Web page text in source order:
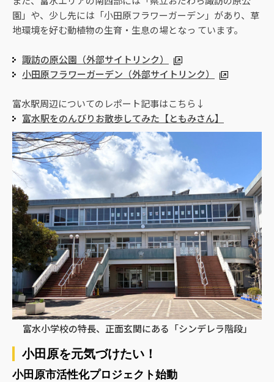
園」や、少し先には「小田原フラワーガーデン」があり、草
地環境を好む動植物の生育・生息の場となっ ています。
諏訪の原公園（外部サイトリンク）
小田原フラワーガーデン（外部サイトリンク）
富水駅周辺についてのレポート記事はこちら↓
富水駅をのんびりお散歩してみた【ともみさん】
富水小学校の特長、正面玄関にある「シンデレラ階段」
小田原を元気づけたい！
小田原市活性化プロジェクト始動